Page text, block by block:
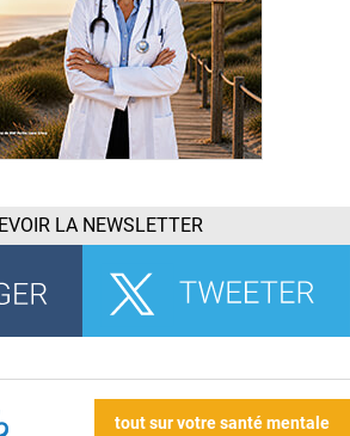
LA NEWSLETTER
tout sur votre santé mentale